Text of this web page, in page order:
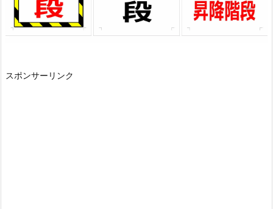
スポンサーリンク